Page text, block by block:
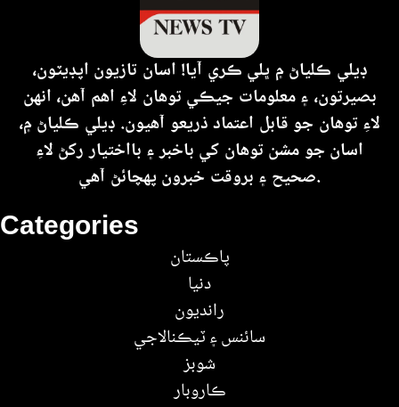
Categories
پاڪستان
دنيا
رانديون
سائنس ۽ ٽيڪنالاجي
شوبز
ڪاروبار
ڊيلي ڪلياڻ ۾ ڀلي ڪري آيا! اسان تازيون اپڊيٽون،
بصيرتون، ۽ معلومات جيڪي توهان لاءِ اهم آهن، انهن
لاءِ توهان جو قابل اعتماد ذريعو آهيون. ڊيلي ڪلياڻ ۾،
اسان جو مشن توهان کي باخبر ۽ بااختيار رکڻ لاءِ
صحيح ۽ بروقت خبرون پهچائڻ آهي.